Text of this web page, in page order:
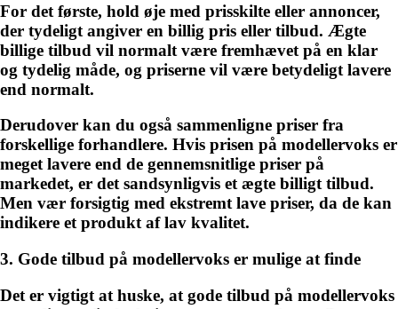
For det første, hold øje med prisskilte eller annoncer,
der tydeligt angiver en billig pris eller tilbud. Ægte
billige tilbud vil normalt være fremhævet på en klar
og tydelig måde, og priserne vil være betydeligt lavere
end normalt.
Derudover kan du også sammenligne priser fra
forskellige forhandlere. Hvis prisen på modellervoks er
meget lavere end de gennemsnitlige priser på
markedet, er det sandsynligvis et ægte billigt tilbud.
Men vær forsigtig med ekstremt lave priser, da de kan
indikere et produkt af lav kvalitet.
3. Gode tilbud på modellervoks er mulige at finde
Det er vigtigt at huske, at gode tilbud på modellervoks